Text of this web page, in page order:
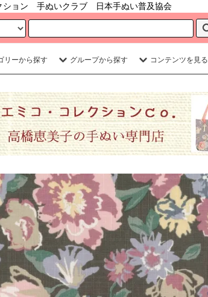
ョン 手ぬいクラブ 日本手ぬい普及協会
リーから探す グループから探す コンテンツを見る